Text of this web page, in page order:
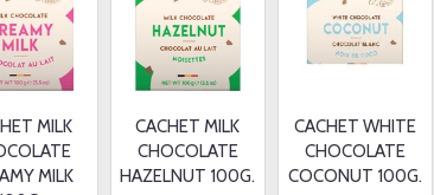
MILK
MILK
CACHET MILK
CHOCOLATE
HAZELNUT 100G.
CACHET WHITE
CHOCOLATE
COCONUT 100G.